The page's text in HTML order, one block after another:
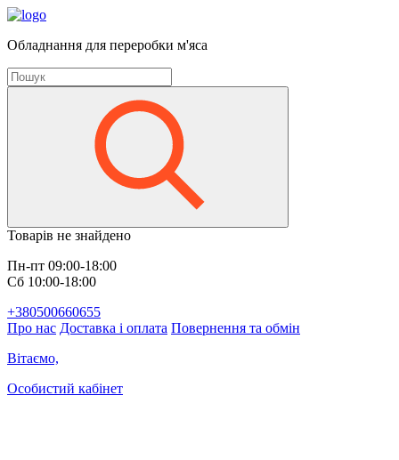
Обладнання для переробки м'яса
Товарів не знайдено
Пн-пт 09:00-18:00
Сб 10:00-18:00
+380500660655
Про нас Доставка і оплата Повернення та обмін
Вітаємо,
Особистий кабінет